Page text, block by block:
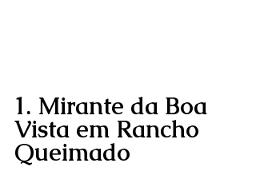
1. Mirante da Boa
Vista em Rancho
Queimado